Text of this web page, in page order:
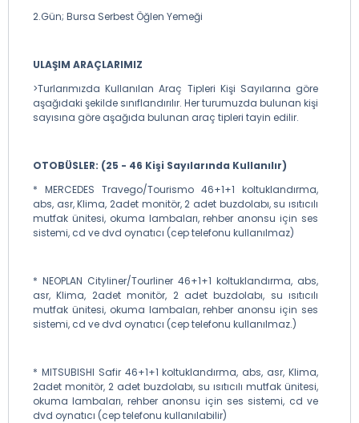
2.Gün; Bursa Serbest Öğlen Yemeği
ULAŞIM ARAÇLARIMIZ
>Turlarımızda Kullanılan Araç Tipleri Kişi Sayılarına göre
aşağıdaki şekilde sınıflandırılır. Her turumuzda bulunan kişi
sayısına göre aşağıda bulunan araç tipleri tayin edilir.
OTOBÜSLER: (25 - 46 Kişi Sayılarında Kullanılır)
* MERCEDES Travego/Tourismo 46+1+1 koltuklandırma,
abs, asr, Klima, 2adet monitör, 2 adet buzdolabı, su ısıtıcılı
mutfak ünitesi, okuma lambaları, rehber anonsu için ses
sistemi, cd ve dvd oynatıcı (cep telefonu kullanılmaz)
* NEOPLAN Cityliner/Tourliner 46+1+1 koltuklandırma, abs,
asr, Klima, 2adet monitör, 2 adet buzdolabı, su ısıtıcılı
mutfak ünitesi, okuma lambaları, rehber anonsu için ses
sistemi, cd ve dvd oynatıcı (cep telefonu kullanılmaz.)
* MITSUBISHI Safir 46+1+1 koltuklandırma, abs, asr, Klima,
2adet monitör, 2 adet buzdolabı, su ısıtıcılı mutfak ünitesi,
okuma lambaları, rehber anonsu için ses sistemi, cd ve
dvd oynatıcı (cep telefonu kullanılabilir)